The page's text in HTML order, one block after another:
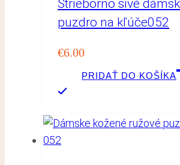
Strieborno sivé
puzdro na kľúče052
€6.00
PRIDAŤ DO KOŠÍKA